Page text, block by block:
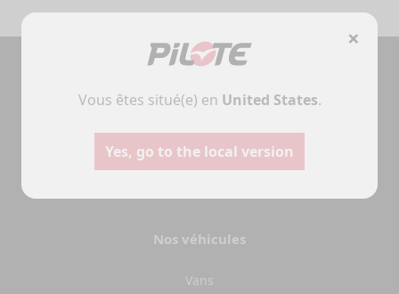
Camping-cars
Configurez votre camping-car
Pilote et créez le modèle
besoins et à vos envies de
Choisir
Créez votre fourgon
Pilote sur-
Nos véhicules
Vans
×
Vous êtes situé(e) en United States.
Yes, go to the local version